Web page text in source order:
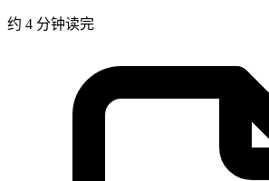
约 4 分钟读完